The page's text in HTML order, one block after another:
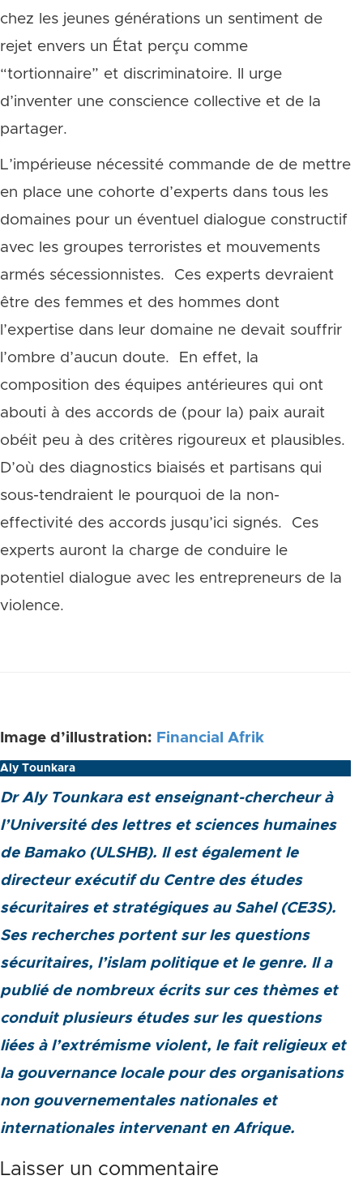
chez les jeunes générations un sentiment de
rejet envers un État perçu comme
“tortionnaire” et discriminatoire. Il urge
d’inventer une conscience collective et de la
partager.
L’impérieuse nécessité commande de de mettre
en place une cohorte d’experts dans tous les
domaines pour un éventuel dialogue constructif
avec les groupes terroristes et mouvements
armés sécessionnistes. Ces experts devraient
être des femmes et des hommes dont
l’expertise dans leur domaine ne devait souffrir
l’ombre d’aucun doute. En effet, la
composition des équipes antérieures qui ont
abouti à des accords de (pour la) paix aurait
obéit peu à des critères rigoureux et plausibles.
D’où des diagnostics biaisés et partisans qui
sous-tendraient le pourquoi de la non-
effectivité des accords jusqu’ici signés. Ces
experts auront la charge de conduire le
potentiel dialogue avec les entrepreneurs de la
violence.
Image d’illustration: Financial Afrik
Aly Tounkara
Dr Aly Tounkara est enseignant-chercheur à
l’Université des lettres et sciences humaines
de Bamako (ULSHB). Il est également le
directeur exécutif du Centre des études
sécuritaires et stratégiques au Sahel (CE3S).
Ses recherches portent sur les questions
sécuritaires, l’islam politique et le genre. Il a
publié de nombreux écrits sur ces thèmes et
conduit plusieurs études sur les questions
liées à l’extrémisme violent, le fait religieux et
la gouvernance locale pour des organisations
non gouvernementales nationales et
internationales intervenant en Afrique.
Laisser un commentaire